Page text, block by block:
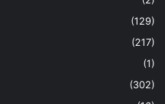
(129)
(217)
(1)
(302)